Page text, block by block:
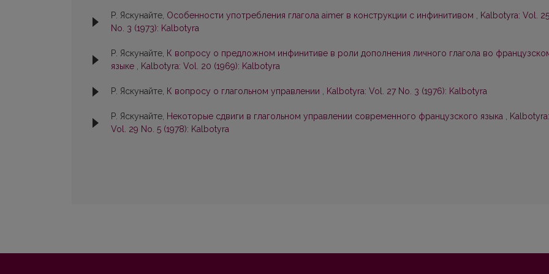
Р. Яскунайте, Особенности употребления глагола aimer в конструкции с инфинитивом , Kalbotyra: Vol. 25
No. 3 (1973): Kalbotyra
Р. Яскунайте, К вопросу о предложном инфинитиве в роли дополнения личного глагола во
языке , Kalbotyra: Vol. 20 (1969): Kalbotyra
Р. Яскунайте, К вопросу о глагольном управлении , Kalbotyra: Vol. 27 No. 3 (1976): Kalbotyra
Р. Яскунайте, Некоторые сдвиги в глагольном управлении современного французского языка , Kalbotyra:
Vol. 29 No. 5 (1978): Kalbotyra